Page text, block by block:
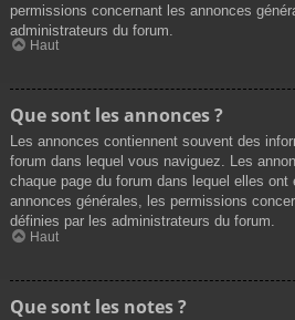
permissions concernant les annonces
administrateurs du forum.
Haut
Que sont les annonces ?
Les annonces contiennent souvent des
forum dans lequel vous naviguez. Les
chaque page du forum dans lequel elles
annonces générales, les permissions
définies par les administrateurs du forum.
Haut
Que sont les notes ?